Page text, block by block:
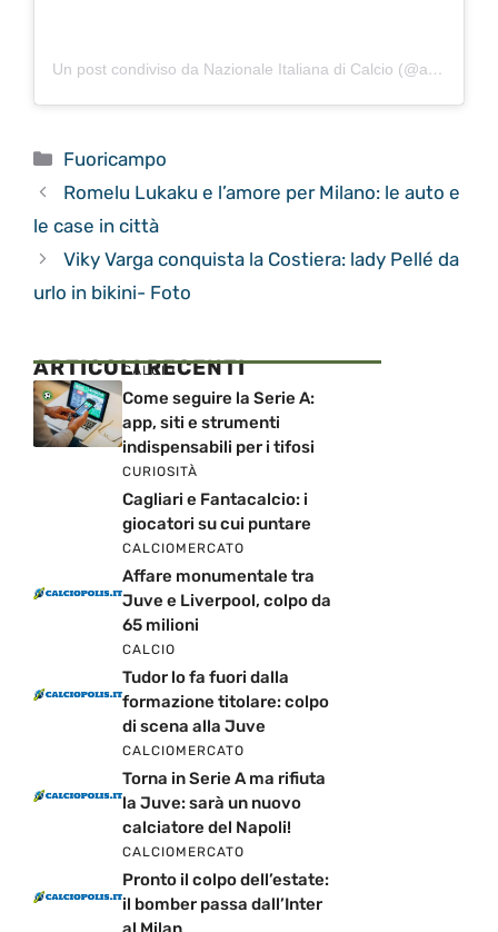
Un post condiviso da Nazionale Italiana di Calcio (@azzurri)
Categorie
Fuoricampo
Romelu Lukaku e l’amore per Milano: le auto e
le case in città
Viky Varga conquista la Costiera: lady Pellé da
urlo in bikini- Foto
ARTICOLI RECENTI
CALCIO
Come seguire la Serie A:
app, siti e strumenti
indispensabili per i tifosi
CURIOSITÀ
Cagliari e Fantacalcio: i
giocatori su cui puntare
CALCIOMERCATO
Affare monumentale tra
Juve e Liverpool, colpo da
65 milioni
CALCIO
Tudor lo fa fuori dalla
formazione titolare: colpo
di scena alla Juve
CALCIOMERCATO
Torna in Serie A ma rifiuta
la Juve: sarà un nuovo
calciatore del Napoli!
CALCIOMERCATO
Pronto il colpo dell’estate:
il bomber passa dall’Inter